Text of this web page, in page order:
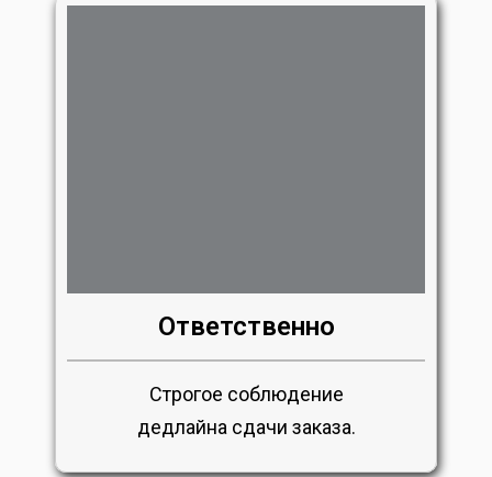
Ответственно
Строгое соблюдение
дедлайна сдачи заказа.